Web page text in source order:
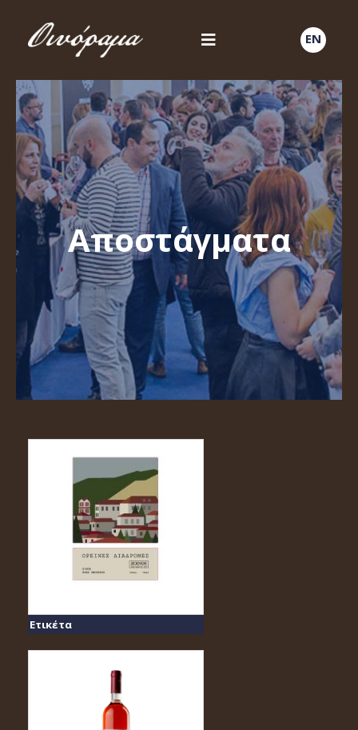
EN
Αποστάγματα
Ετικέτα